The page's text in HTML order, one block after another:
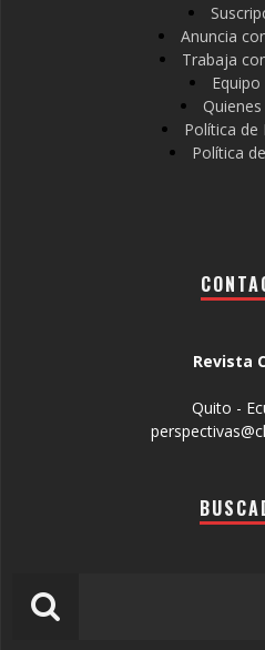
Anuncia
Trabaja
Equipo
Política de
Política
Revista
Quito -